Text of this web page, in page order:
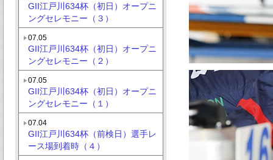
GII江戸川634杯（初日）オープニ
ングセレモニー（３）
07.05
GII江戸川634杯（初日）オープニ
ングセレモニー（２）
07.05
GII江戸川634杯（初日）オープニ
ングセレモニー（１）
07.04
GII江戸川634杯（前検日）選手レ
ース場到着時（４）